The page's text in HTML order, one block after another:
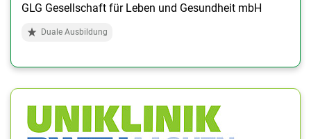
GLG Gesellschaft für Leben und Gesundheit mbH
Duale Ausbildung